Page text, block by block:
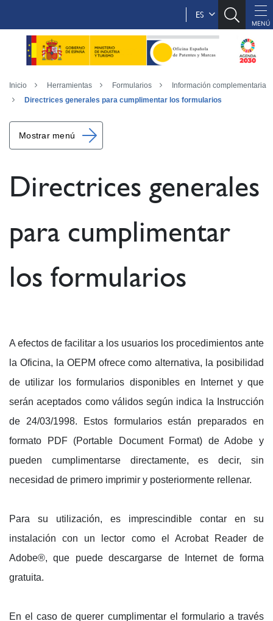
ES
Inicio Herramientas Formularios
Información complementaria
Directrices generales para cumplimentar los formularios
Mostrar menú
Directrices generales
para cumplimentar
los formularios
A efectos de facilitar a los usuarios los procedimientos ante
la Oficina, la OEPM ofrece como alternativa, la posibilidad
de utilizar los formularios disponibles en Internet y que
serán aceptados como válidos según indica la Instrucción
de 24/03/1998. Estos formularios están preparados en
formato PDF (Portable Document Format) de Adobe y
pueden cumplimentarse directamente, es decir, sin
necesidad de primero imprimir y posteriormente rellenar.
Para su utilización, es imprescindible contar en su
instalación con un lector como el Acrobat Reader de
Adobe®, que puede descargarse de Internet de forma
gratuita.
En el caso de querer cumplimentar el formulario a través